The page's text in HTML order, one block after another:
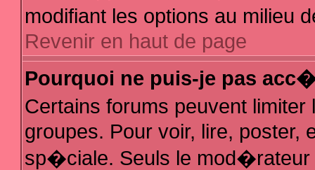
modifiant les options au milieu
Revenir en haut de page
Pourquoi ne puis-je pas
Certains forums peuvent
groupes. Pour voir, lire, poster,
sp�ciale. Seuls le mod�rateur